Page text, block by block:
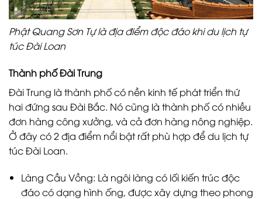
Phật Quang Sơn Tự là địa điểm độc đáo khi du lịch tự
túc Đài Loan
Thành phố Đài Trung
Đài Trung là thành phố có nền kinh tế phát triển thứ
hai đứng sau Đài Bắc. Nó cũng là thành phố có nhiều
đơn hàng công xưởng, và cả đơn hàng nông nghiệp.
Ở đây có 2 địa điểm nổi bật rất phù hợp để du lịch tự
túc Đài Loan.
Làng Cầu Vồng: Là ngôi làng có lối kiến trúc độc
đáo có dạng hình ống, được xây dựng theo phong